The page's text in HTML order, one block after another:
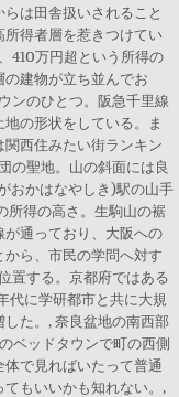
は田舎扱いされること
所得者層を惹きつけてい
410万円超という所得の
建物が立ち並んでお
ンのひとつ。阪急千里線
の形状をしている。ま
西住みたい街ランキン
の聖地。山の斜面には良
おかはなやしき)駅の山手
所得の高さ。生駒山の裾
通っており、大阪への
ら、市民の学問へ対す
置する。京都府ではある
代に学研都市と共に大規
た。, 奈良盆地の南西部
ベッドタウンで町の西側
で見ればいたって普通
もいいかも知れない。,